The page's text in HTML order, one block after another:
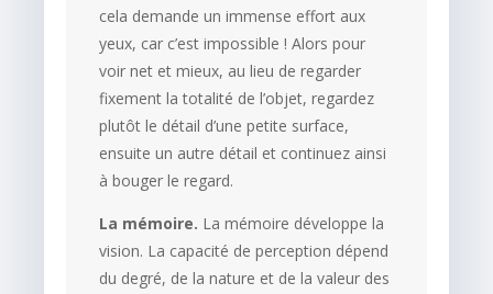
cela demande un immense effort aux
yeux, car c’est impossible ! Alors pour
voir net et mieux, au lieu de regarder
fixement la totalité de l’objet, regardez
plutôt le détail d’une petite surface,
ensuite un autre détail et continuez ainsi
à bouger le regard.
La mémoire. La mémoire développe la
vision. La capacité de perception dépend
du degré, de la nature et de la valeur des